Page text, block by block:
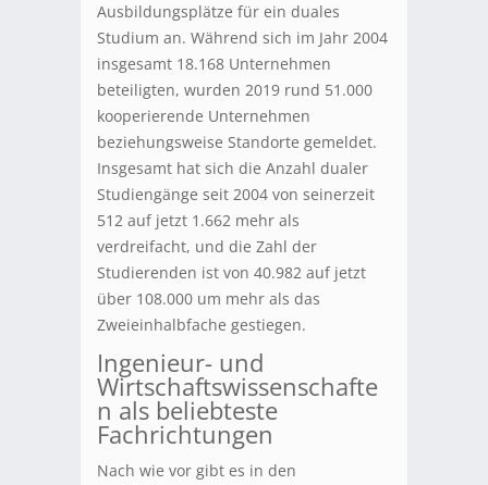
Ausbildungsplätze für ein duales
Studium an. Während sich im Jahr 2004
insgesamt 18.168 Unternehmen
beteiligten, wurden 2019 rund 51.000
kooperierende Unternehmen
beziehungsweise Standorte gemeldet.
Insgesamt hat sich die Anzahl dualer
Studiengänge seit 2004 von seinerzeit
512 auf jetzt 1.662 mehr als
verdreifacht, und die Zahl der
Studierenden ist von 40.982 auf jetzt
über 108.000 um mehr als das
Zweieinhalbfache gestiegen.
Ingenieur- und
Wirtschaftswissenschafte
n als beliebteste
Fachrichtungen
Nach wie vor gibt es in den